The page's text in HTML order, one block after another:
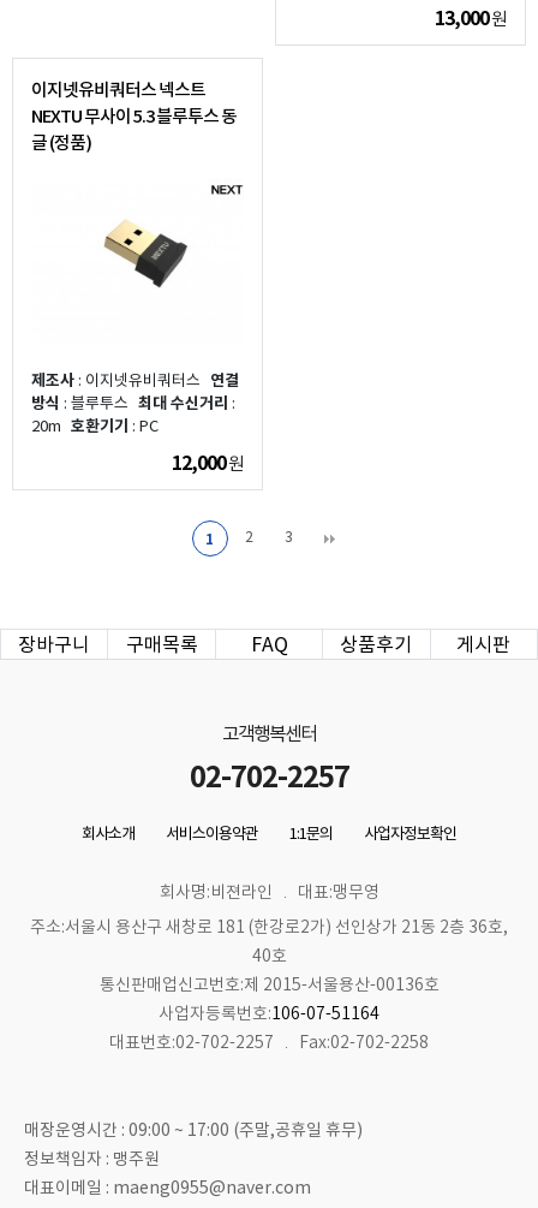
13,000원
이지넷유비쿼터스 넥스트
NEXTU 무사이 5.3 블루투스 동
글 (정품)
제조사 : 이지넷유비쿼터스 연결
방식 : 블루투스 최대 수신거리 :
20m 호환기기 : PC
12,000원
1 2 3
장바구니 구매목록 FAQ 상품후기 게시판
고객행복센터
02-702-2257
회사소개 서비스이용약관 1:1문의 사업자정보확인
회사명:비젼라인
대표:맹무영
주소:서울시 용산구 새창로 181 (한강로2가) 선인상가 21동 2층 36호,
40호
통신판매업신고번호:제 2015-서울용산-00136호
사업자등록번호:106-07-51164
대표번호:02-702-2257
Fax:02-702-2258
매장운영시간 : 09:00 ~ 17:00 (주말,공휴일 휴무)
정보책임자 : 맹주원
대표이메일 : maeng0955@naver.com